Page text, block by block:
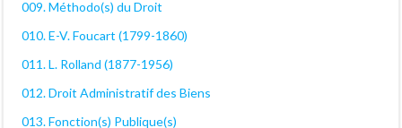
009. Méthodo(s) du Droit
010. E-V. Foucart (1799-1860)
011. L. Rolland (1877-1956)
012. Droit Administratif des Biens
013. Fonction(s) Publique(s)